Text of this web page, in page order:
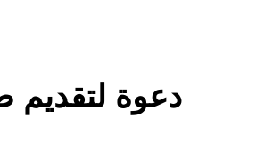
دعوة لتقديم